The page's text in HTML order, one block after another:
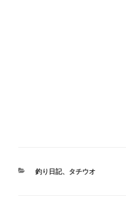
カ
釣り日記、 タチウオ